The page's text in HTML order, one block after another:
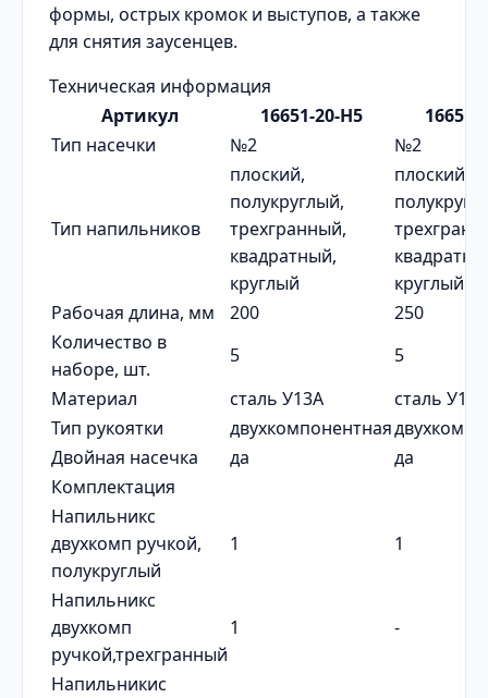
формы, острых кромок и выступов, а также
для снятия заусенцев.
Техническая информация
Артикул
16651-20-H5
16651-
Тип насечки
№2 №2
Тип напильников
плоский,
полукруглый,
трехгранный,
квадратный,
круглый
плоский,
круглый
Рабочая длина, мм
200
250
Количество в
наборе, шт.
5
5
Материал
сталь У13А
сталь У13А
Тип рукоятки
двухкомпонентная
Двойная насечка
да
да
Комплектация
Напильникс
двухкомп ручкой,
полукруглый
1 1
Напильникс
двухкомп
ручкой,трехгранный
1 -
Напильникис